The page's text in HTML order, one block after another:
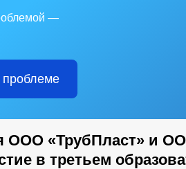
—
ООО «ТрубПласт» и
в третьем